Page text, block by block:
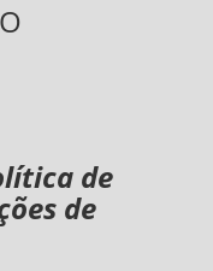
de
de